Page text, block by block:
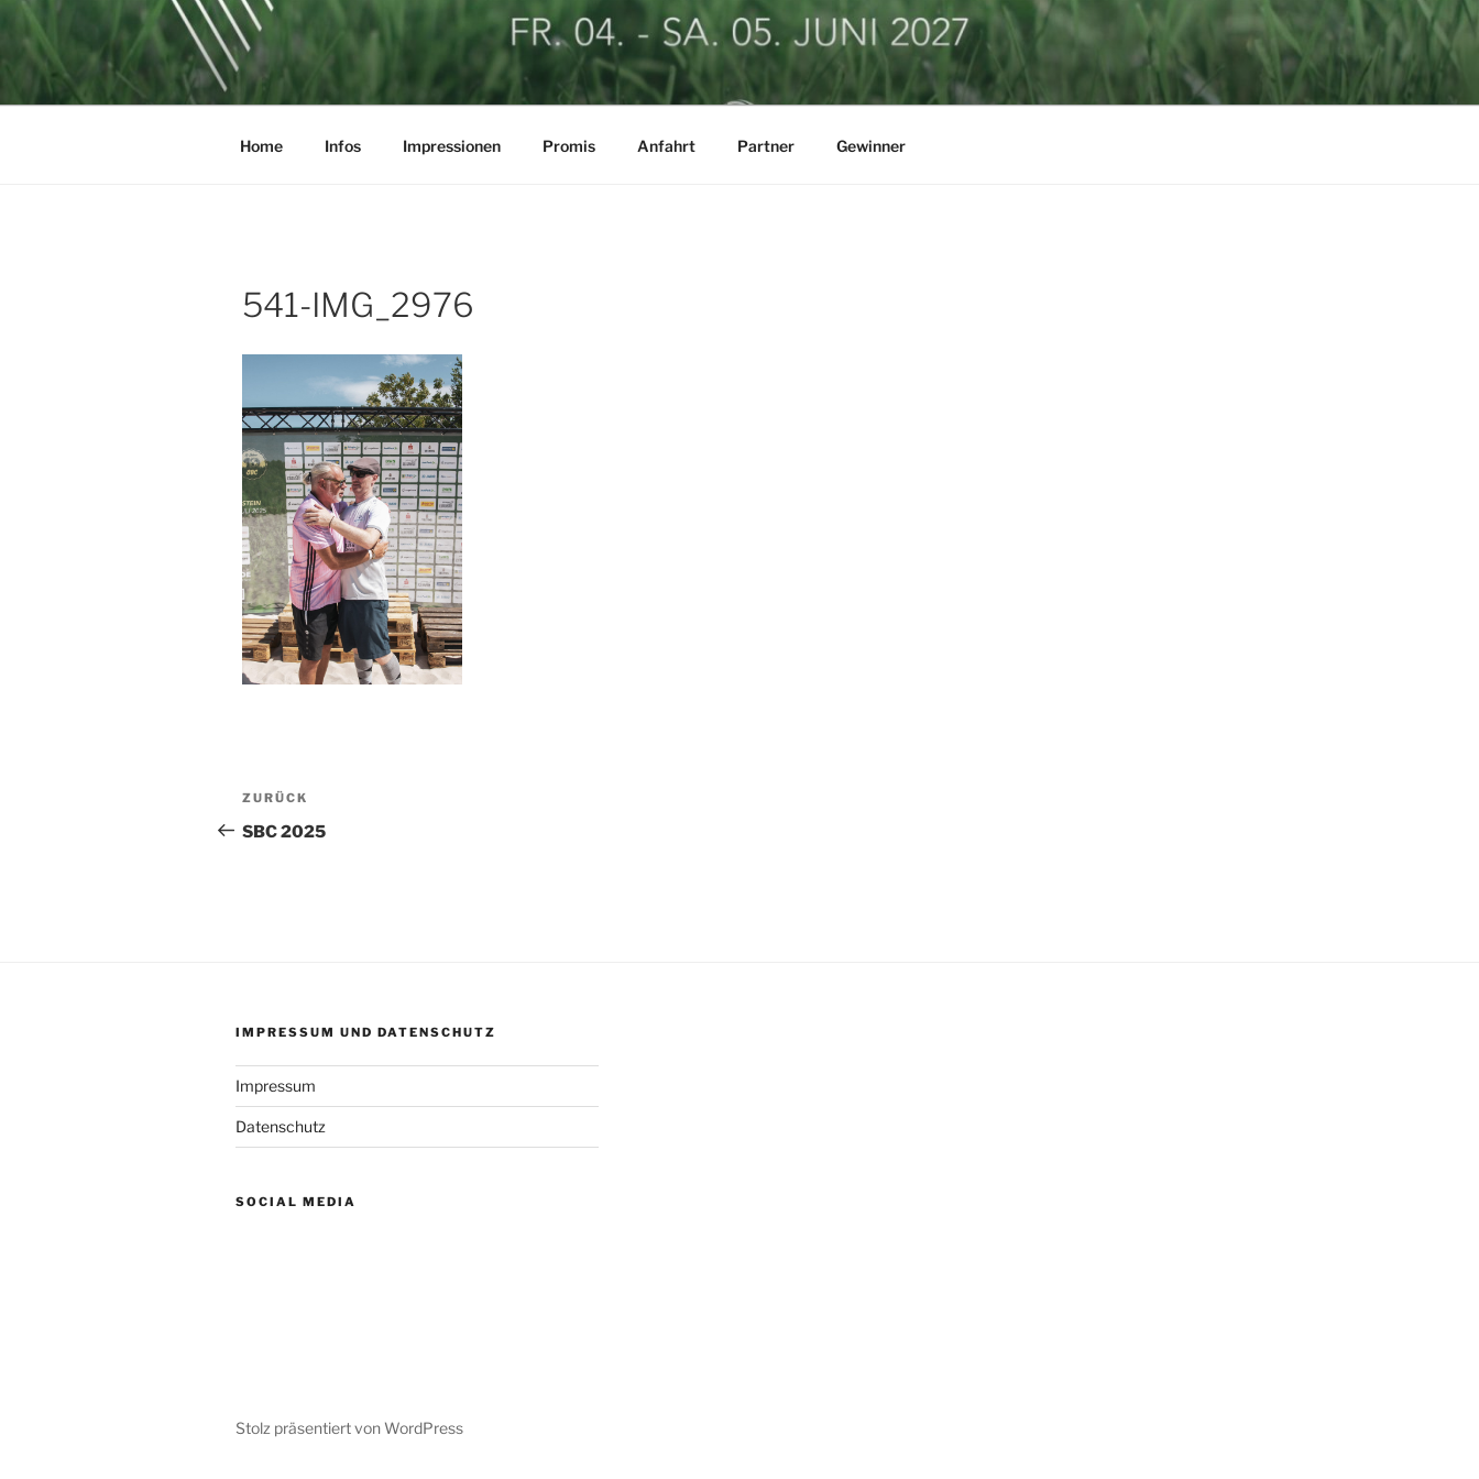
Zum
Inhalt
springen
SOCCERGOLF BUSINESSCUP
Home Infos Impressionen Promis Anfahrt Partner Gewinner
541-IMG_2976
Beitragsnavigation
Vorheriger
Beitrag
ZURÜCK
SBC 2025
IMPRESSUM UND DATENSCHUTZ
Impressum
Datenschutz
SOCIAL MEDIA
Stolz präsentiert von WordPress